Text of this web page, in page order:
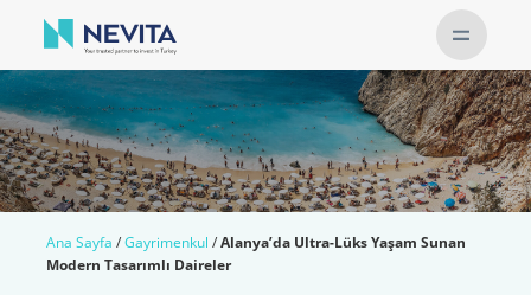
Ana Sayfa /Gayrimenkul /Alanya’da Ultra-Lüks Yaşam Sunan
Modern Tasarımlı Daireler